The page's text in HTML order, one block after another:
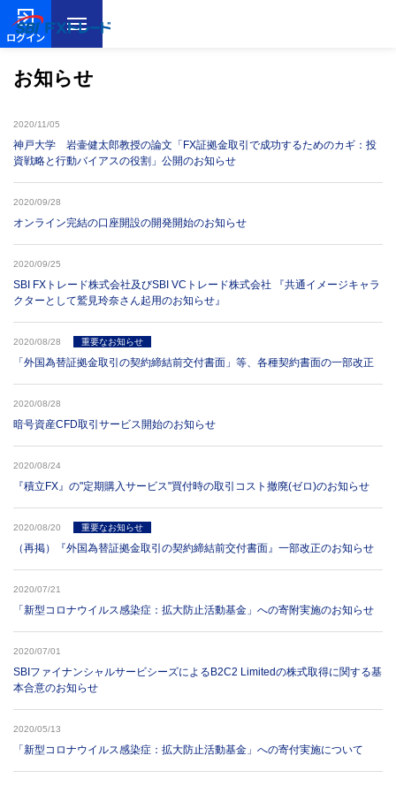
ログイン
お知らせ
2020/11/05
神戸大学 岩壷健太郎教授の論文「FX証拠金取引で成功するためのカギ：投
資戦略と行動バイアスの役割」公開のお知らせ
2020/09/28
オンライン完結の口座開設の開発開始のお知らせ
2020/09/25
SBI FXトレード株式会社及びSBI VCトレード株式会社 『共通イメージキャラ
クターとして鷲見玲奈さん起用のお知らせ』
2020/08/28 重要なお知らせ
「外国為替証拠金取引の契約締結前交付書面」等、各種契約書面の一部改正
2020/08/28
暗号資産CFD取引サービス開始のお知らせ
2020/08/24
『積立FX』の"定期購入サービス"買付時の取引コスト撤廃(ゼロ)のお知らせ
2020/08/20 重要なお知らせ
（再掲）『外国為替証拠金取引の契約締結前交付書面』一部改正のお知らせ
2020/07/21
「新型コロナウイルス感染症：拡大防止活動基金」への寄附実施のお知らせ
2020/07/01
SBIファイナンシャルサービシーズによるB2C2 Limitedの株式取得に関する基
本合意のお知らせ
2020/05/13
「新型コロナウイルス感染症：拡大防止活動基金」への寄付実施について